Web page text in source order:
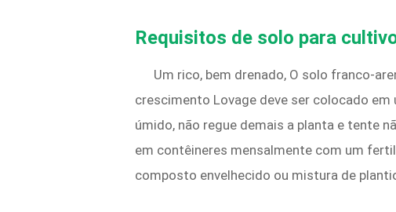
Requisitos de solo para
Um rico, bem drenado, O solo franco-
crescimento Lovage deve ser colocado
úmido, não regue demais a planta e tente
em contêineres mensalmente com um
composto envelhecido ou mistura de